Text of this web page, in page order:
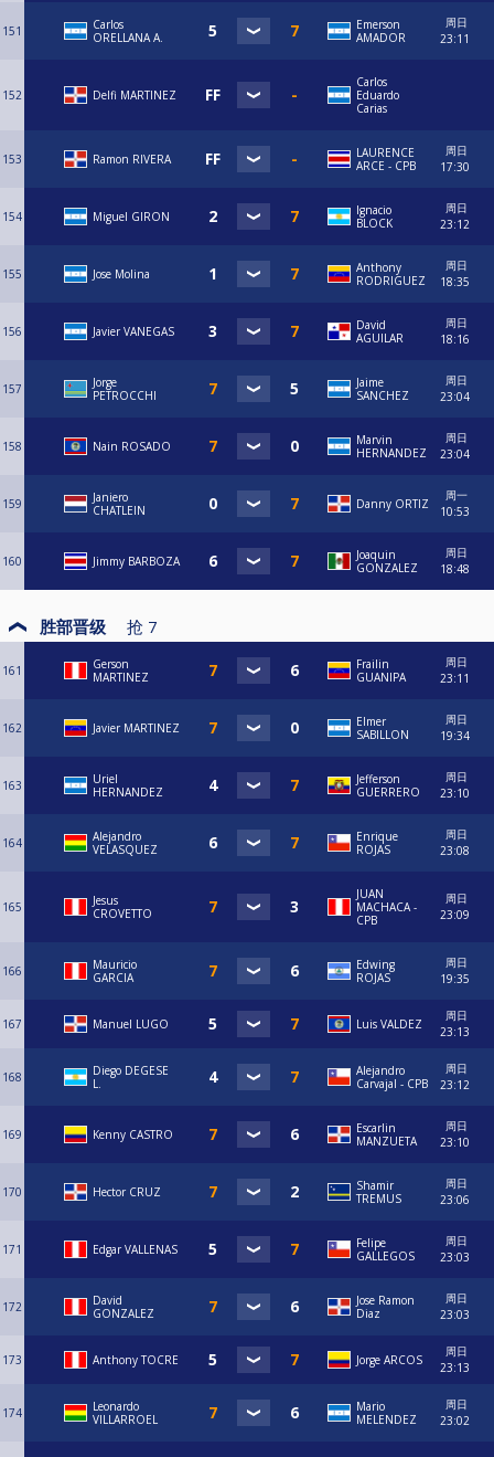
151
Carlos
ORELLANA A.
Emerson
AMADOR
周日
23:11
152 Delfi MARTINEZ
Carlos
Eduardo
Carias
153 Ramon RIVERA
LAURENCE
ARCE - CPB
周日
17:30
154 Miguel GIRON
Ignacio
BLOCK
周日
23:12
155 Jose Molina
Anthony
RODRIGUEZ
周日
18:35
156 Javier VANEGAS
David
AGUILAR
周日
18:16
157
Jorge
PETROCCHI
Jaime
SANCHEZ
周日
23:04
158 Nain ROSADO
Marvin
HERNANDEZ
周日
23:04
159
Janiero
CHATLEIN
Danny ORTIZ
周一
10:53
160 Jimmy BARBOZA
Joaquin
GONZALEZ
周日
18:48
胜部晋级 抢 7
161
Gerson
MARTINEZ
Frailin
GUANIPA
周日
23:11
162 Javier MARTINEZ
Elmer
SABILLON
周日
19:34
163
Uriel
HERNANDEZ
Jefferson
GUERRERO
周日
23:10
164
Alejandro
VELASQUEZ
Enrique
ROJAS
周日
23:08
165
Jesus
CROVETTO
JUAN
MACHACA -
CPB
周日
23:09
166
Mauricio
GARCIA
Edwing
ROJAS
周日
19:35
167 Manuel LUGO Luis VALDEZ
周日
23:13
168
Diego DEGESE
L.
⁠Alejandro
Carvajal - CPB
周日
23:12
169 Kenny CASTRO
Escarlin
MANZUETA
周日
23:10
170 Hector CRUZ
Shamir
TREMUS
周日
23:06
171 Edgar VALLENAS
Felipe
GALLEGOS
周日
23:03
172
David
GONZALEZ
Jose Ramon
Diaz
周日
23:03
173 Anthony TOCRE Jorge ARCOS
周日
23:13
174
Leonardo
VILLARROEL
Mario
MELENDEZ
周日
23:02